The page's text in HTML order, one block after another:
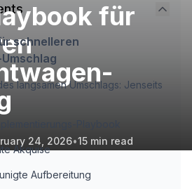
für
24, 2026•15 min read
schnelleren
langsamen Umschlags: Jenseits
Akquise
Aufbereitung